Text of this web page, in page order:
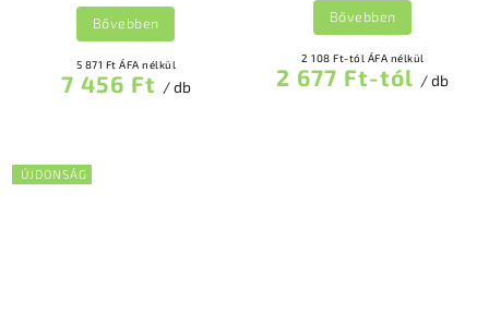
5 871 Ft ÁFA nélkül
7 456 Ft / db
Bővebben
2 108 Ft-tól ÁFA nélkül
2 677 Ft-tól / db
Bővebben
ÚJDONSÁG